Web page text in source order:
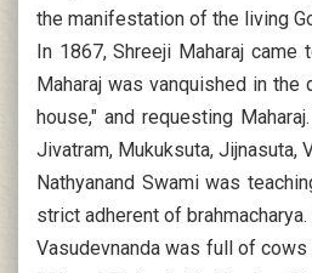
the manifestation of the living
In 1867, Shreeji Maharaj
Maharaj was vanquished in
house," and requesting
Jivatram, Mukuksuta, Jijnasuta,
Nathyanand Swami was
strict adherent of
Vasudevnanda was full of